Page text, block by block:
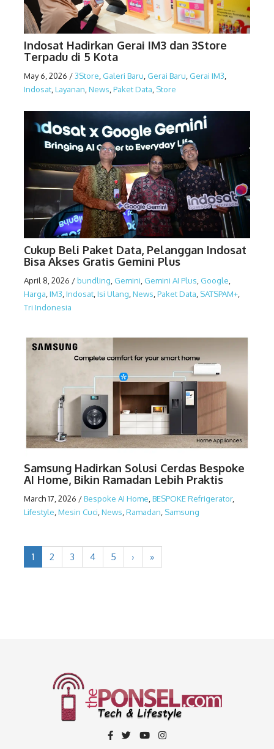
Indosat Hadirkan Gerai IM3 dan 3Store
Terpadu di 5 Kota
May 6, 2026 /3Store Galeri Baru Gerai Baru Gerai IM3
Indosat Layanan News Paket Data Store
Cukup Beli Paket Data, Pelanggan Indosat
Bisa Akses Gratis Gemini Plus
April 8, 2026 /bundling Gemini Gemini AI Plus Google
Harga IM3 Indosat Isi Ulang News Paket Data SATSPAM+
Tri Indonesia
Samsung Hadirkan Solusi Cerdas Bespoke
AI Home, Bikin Ramadan Lebih Praktis
March 17, 2026 /Bespoke AI Home BESPOKE Refrigerator,
Lifestyle Mesin Cuci News Ramadan Samsung
1 2 3 4 5 › »